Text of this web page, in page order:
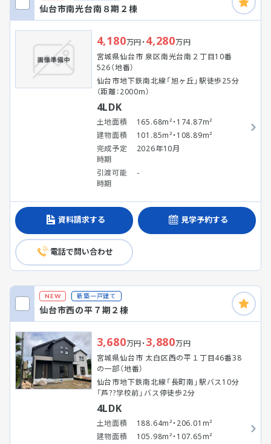
仙台市南光台南８期２棟
4,180万円・4,280万円
宮城県仙台市 泉区南光台南２丁目10番
526（地番）
仙台市地下鉄南北線「旭ヶ丘」駅徒歩25分
（距離：2000m）
4LDK
土地面積
165.68m²・174.87m²
建物面積
101.85m²・108.89m²
完成予定
時期
2026年10月
引渡可能
時期
-
資料請求する 見学予約する
電話で問い合わせ
NEW 新築一戸建て
仙台市西の平７期２棟
3,680万円・3,880万円
宮城県仙台市 太白区西の平１丁目46番38
の一部（地番）
仙台市地下鉄南北線「長町南」駅バス10分
「芦??学校前」バス停徒歩2分
4LDK
土地面積
188.64m²・206.01m²
建物面積
105.98m²・107.65m²